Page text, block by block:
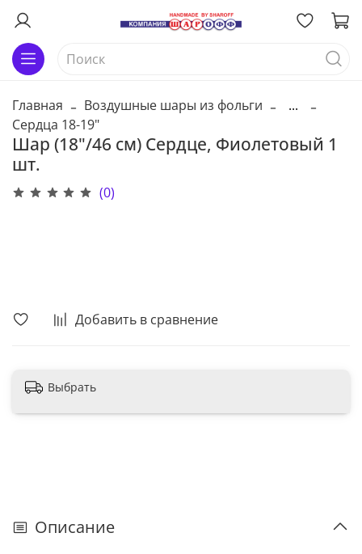
Главная Воздушные шары из фольги
...
Сердца 18-19"
Шар (18"/46 см) Сердце, Фиолетовый 1
шт.
(0)
Добавить в сравнение
Выбрать
Описание